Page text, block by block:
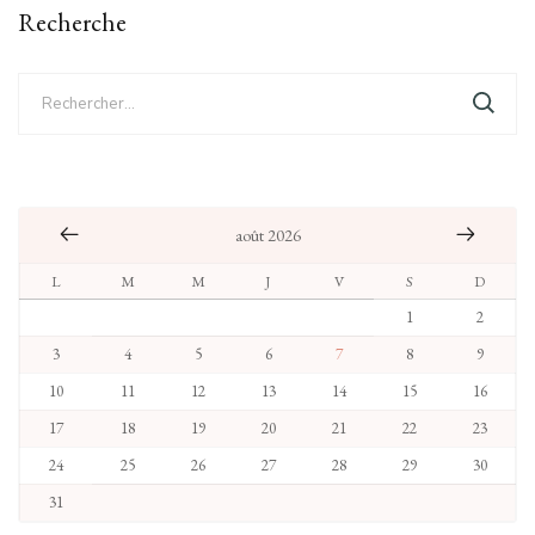
Recherche
août 2026
L M M J V S
D
1
2
3
4 5 6 7 8
9
10
11 12 13 14 15
16
17
18 19 20 21 22
23
24
25 26 27 28 29
30
31